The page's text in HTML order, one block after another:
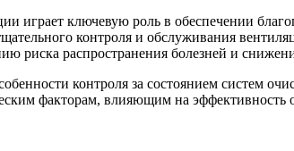
играет ключевую роль в обеспечении
контроля и обслуживания
риска распространения болезней и
контроля за состоянием систем
факторам, влияющим на эффективность